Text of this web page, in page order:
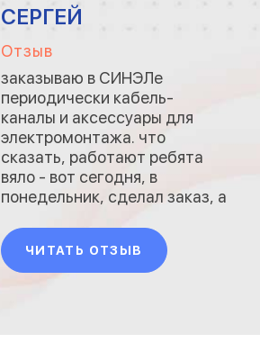
СЕРГЕЙ
Отзыв
заказываю в СИНЭЛе
периодически кабель-
каналы и аксессуары для
электромонтажа. что
сказать, работают ребята
вяло - вот сегодня, в
понедельник, сделал заказ, а
до обеда или же в среду в
течении дня, но не в полном
объёме........ держит пока
ЧИТАТЬ ОТЗЫВ